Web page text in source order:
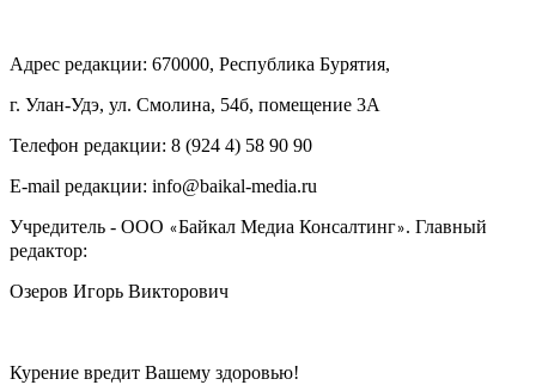
Адрес редакции: 670000, Республика Бурятия,
г. Улан-Удэ, ул. Смолина, 54б, помещение 3А
Телефон редакции: ‎‎8 (924 4) 58 90 90
E-mail редакции: info@baikal-media.ru
Учредитель - ООО «Байкал Медиа Консалтинг». Главный
редактор:
Озеров Игорь Викторович
Курение вредит Вашему здоровью!